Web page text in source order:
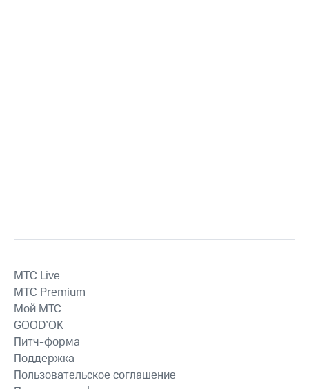
MTС Live
MTС Premium
Мой МТС
GOOD’OK
Питч-форма
Поддержка
Пользовательское соглашение